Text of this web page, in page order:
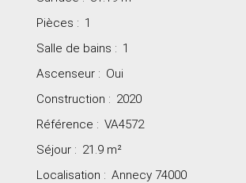
Pièces : 1
Salle de bains : 1
Ascenseur : Oui
Construction : 2020
Référence : VA4572
Séjour : 21.9 m²
Localisation : Annecy 74000